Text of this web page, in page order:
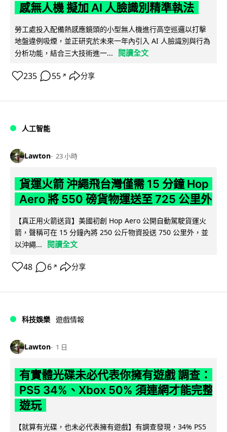
感無人機 擬加 AI 人臉識別精準執法
勞工處投入配備熱感應鏡頭的小型無人機進行高空巡邏以打擊
地盤違例吸煙，並正研究於未來一年內引入 AI 人臉識別與行為
分析功能，結合三大技術進一...
閱讀全文
235 55 ↗ 分享
人工智能
Lawton 23 小時
貨運火箭 沖繩飛台灣僅需 15 分鐘 Hop
Aero 將 550 磅貨物運送至 725 公里外
【真正用火箭送貨】美國初創 Hop Aero 公開自動駕駛貨運火
箭，聲稱可在 15 分鐘內將 250 公斤物資投送 750 公里外，並
以沖繩...
閱讀全文
48 6 ↗ 分享
科技娛樂 遊戲情報
Lawton 1 日
有實體光碟未必代表你擁有遊戲 調查：
PS5 34%、Xbox 50% 須連網才能完整
遊玩
【就算有光碟，也未必代表擁有遊戲】有調查發現，34% PS5